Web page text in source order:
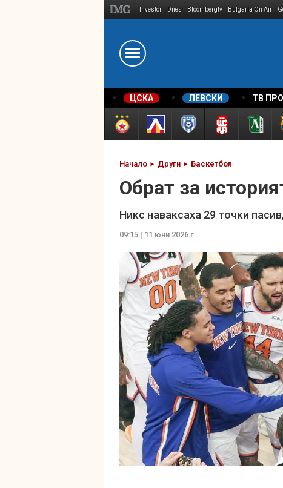
Investor Dnes Bloombergtv Bulgaria On Air
ЦСКА ЛЕВСКИ ТВ
Начало Други Баскетбол
Обрат за
Никс наваксаха 29 точки
09:15 | 11 юни 2026 г.